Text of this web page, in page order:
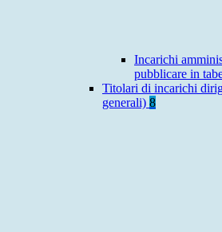
Incarichi
pubblicare in
Titolari di incarichi
generali) 8